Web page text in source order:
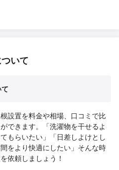
いて
設置を料金や相場、口コミで比
できます。「洗濯物を干せるよ
もらいたい」「日差しよけとし
をより快適にしたい」そんな時
依頼しましょう！